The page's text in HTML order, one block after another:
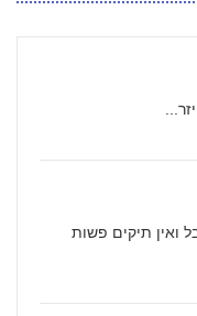
ואין תיקים פשות